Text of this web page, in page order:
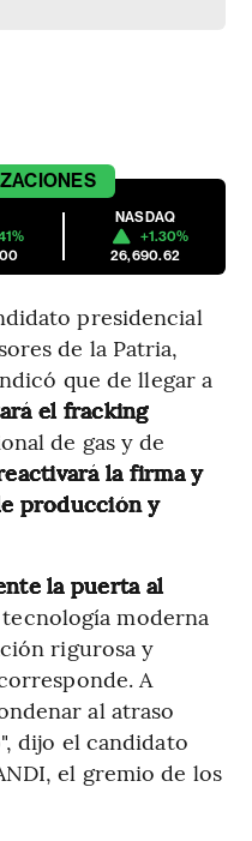
NASDAQ
+1.30%
26,690.62
presidencial
de la Patria,
que de llegar a
el fracking
de gas y de
la firma y
producción y
la puerta al
moderna
rigurosa y
A
al atraso
dijo el candidato
el gremio de los